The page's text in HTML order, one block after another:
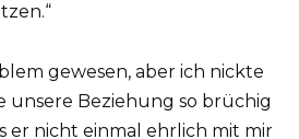
gewesen, aber ich nickte
unsere Beziehung so brüchig
er nicht einmal ehrlich mit mir